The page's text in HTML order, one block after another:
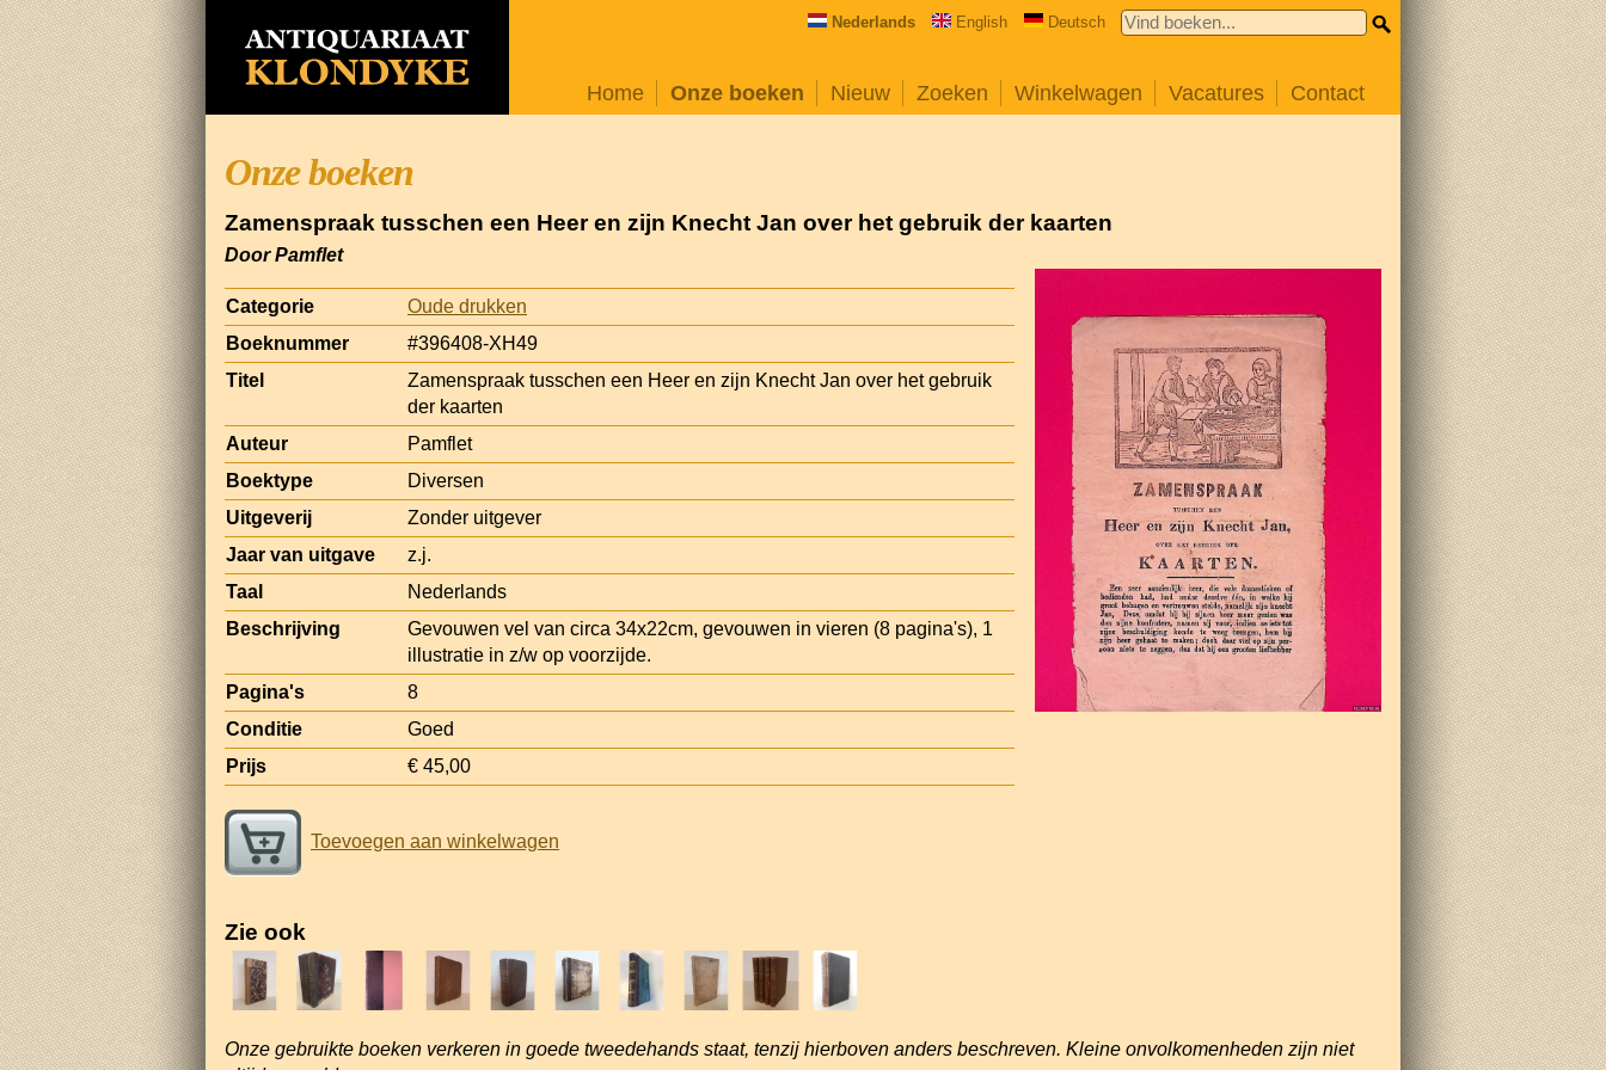
Nederlands English Deutsch
Home Onze boeken Nieuw Zoeken Winkelwagen Vacatures Contact
Onze boeken
Zamenspraak tusschen een Heer en zijn Knecht Jan over het gebruik der kaarten
Door Pamflet
Categorie
Oude drukken
Boeknummer
#396408-XH49
Titel
Zamenspraak tusschen een Heer en zijn Knecht Jan over het gebruik
der kaarten
Auteur
Pamflet
Boektype
Diversen
Uitgeverij
Zonder uitgever
Jaar van uitgave
z.j.
Taal
Nederlands
Beschrijving
Gevouwen vel van circa 34x22cm, gevouwen in vieren (8 pagina's), 1
illustratie in z/w op voorzijde.
Pagina's
8
Conditie
Goed
Prijs
€ 45,00
Toevoegen aan winkelwagen
Zie ook
Onze gebruikte boeken verkeren in goede tweedehands staat, tenzij hierboven anders beschreven. Kleine onvolkomenheden zijn niet